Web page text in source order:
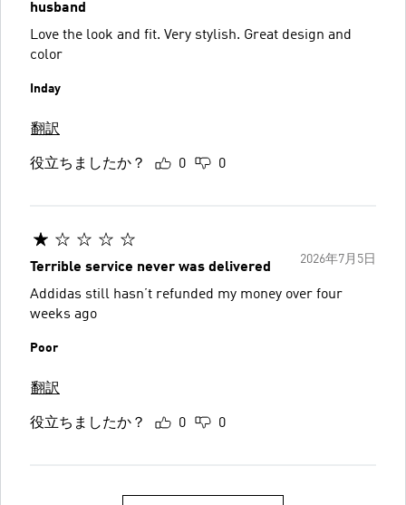
husband
Love the look and fit. Very stylish. Great design and
color
Inday
翻訳
役立ちましたか？ 0 0
2026年7月5日
Terrible service never was delivered
Addidas still hasn’t refunded my money over four
weeks ago
Poor
翻訳
役立ちましたか？ 0 0